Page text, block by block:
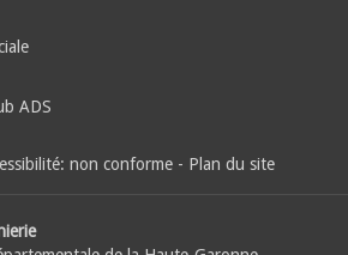
ADS
non conforme - Plan du site